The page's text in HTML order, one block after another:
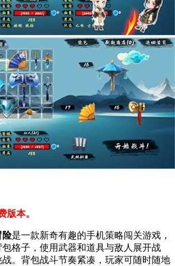
版本。
险是一款新奇有趣的手机策略闯关游戏，
格子，使用武器和道具与敌人展开战
。背包战斗节奏紧凑，玩家可随时随地